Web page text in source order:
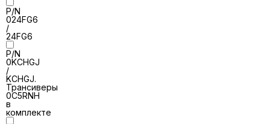
P/N
024FG6
/
24FG6
P/N
0KCHGJ
/
KCHGJ.
Трансиверы
0C5RNH
в
комплекте